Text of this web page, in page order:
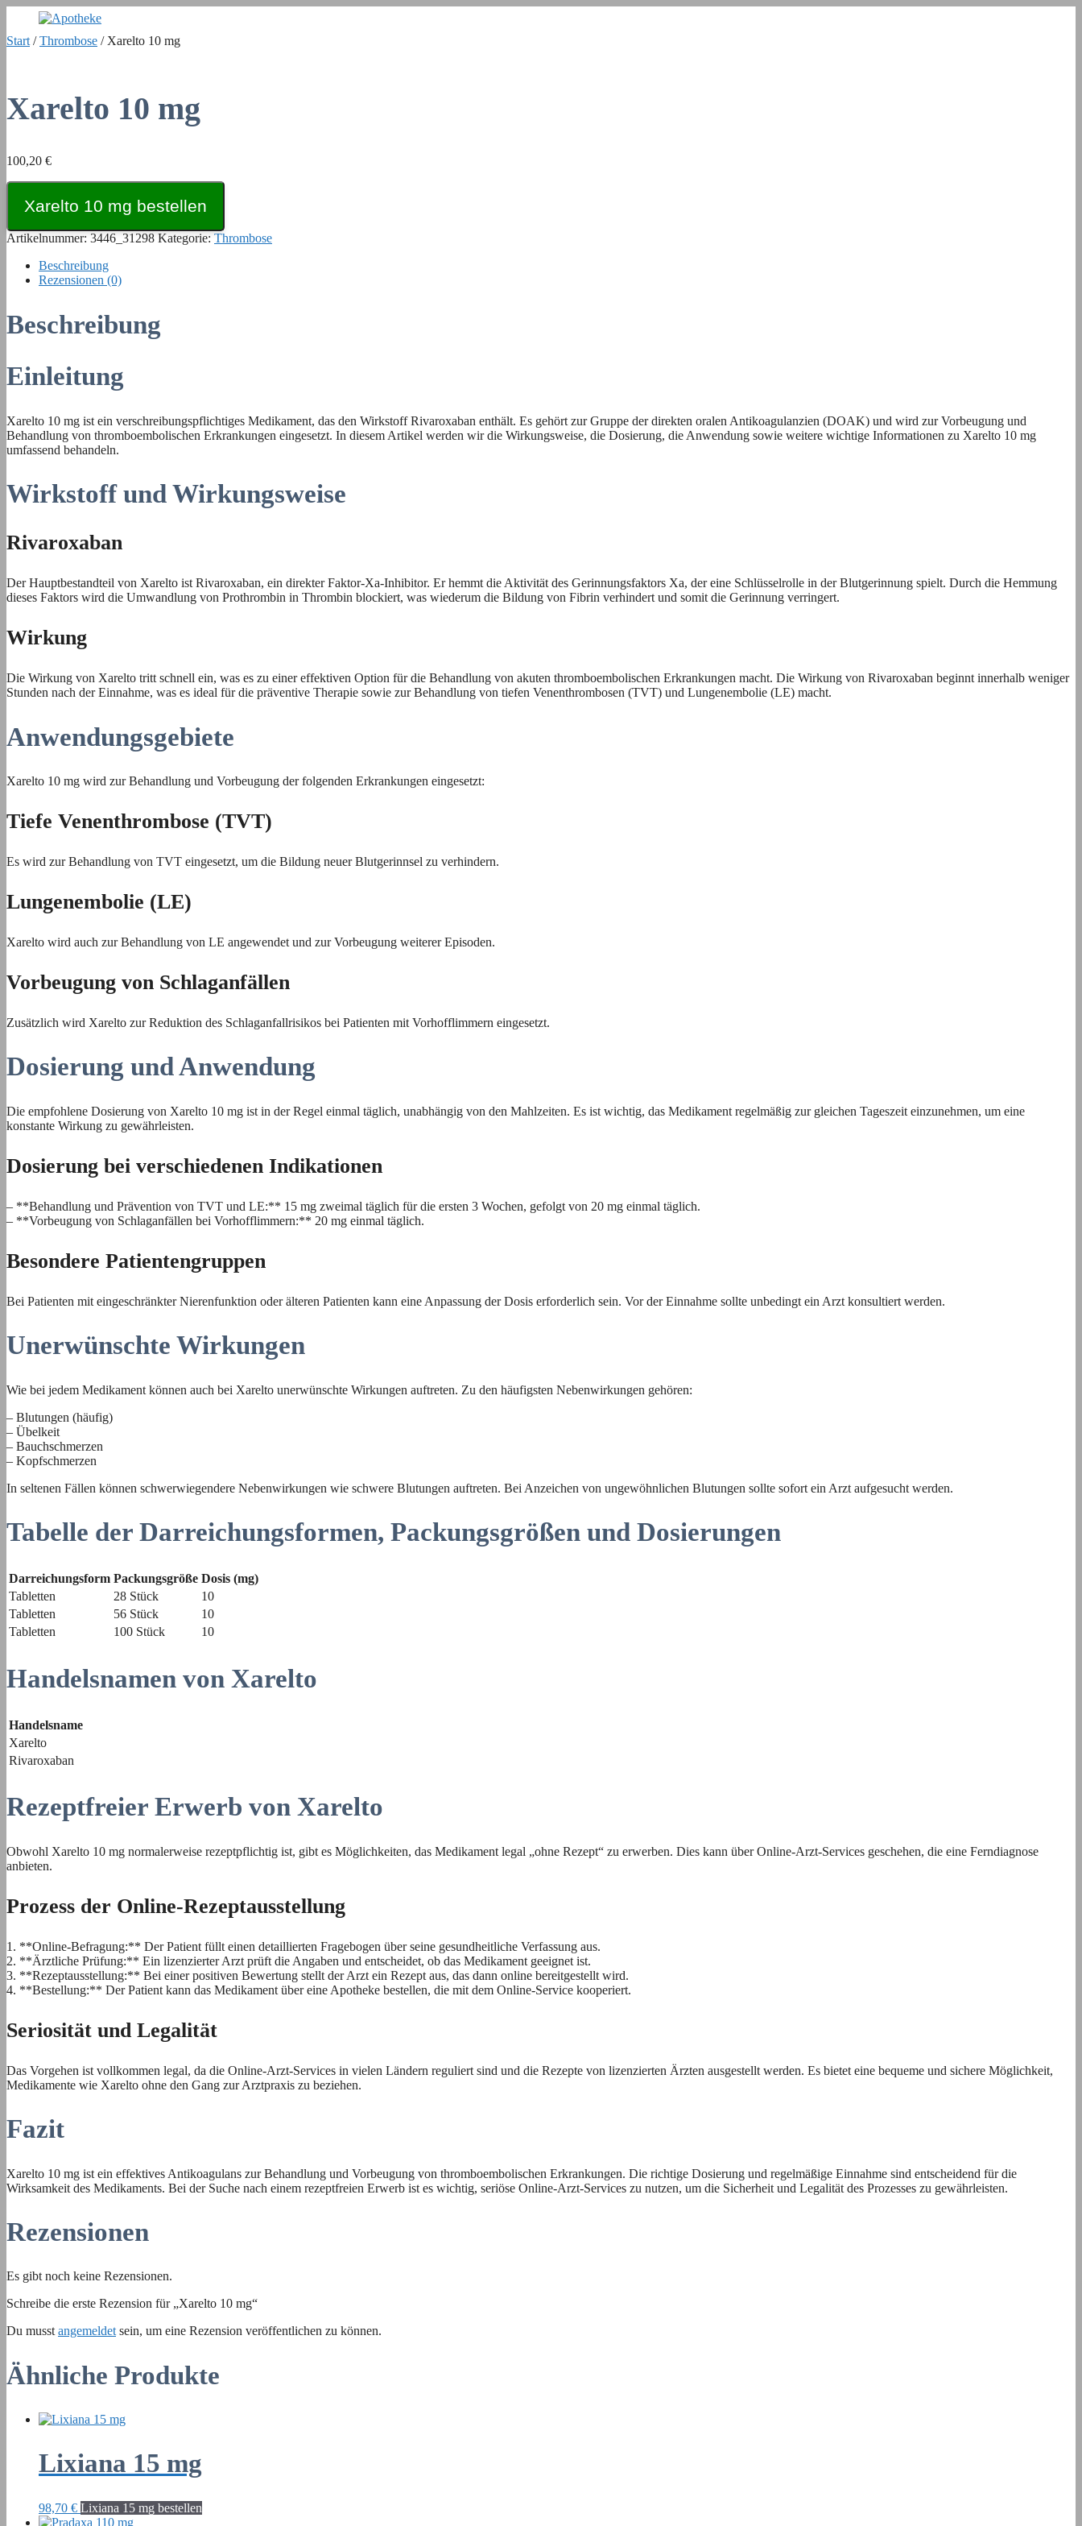
springen
Start /Thrombose / Xarelto 10 mg
Xarelto 10 mg
100,20 €
Xarelto 10 mg bestellen
Artikelnummer: 3446_31298 Kategorie: Thrombose
Beschreibung
Rezensionen (0)
Beschreibung
Einleitung
Xarelto 10 mg ist ein verschreibungspflichtiges Medikament, das den Wirkstoff Rivaroxaban enthält. Es gehört zur Gruppe der direkten oralen Antikoagulanzien (DOAK) und wird zur Vorbeugung und
Behandlung von thromboembolischen Erkrankungen eingesetzt. In diesem Artikel werden wir die Wirkungsweise, die Dosierung, die Anwendung sowie weitere wichtige Informationen zu Xarelto 10 mg
umfassend behandeln.
Wirkstoff und Wirkungsweise
Rivaroxaban
Der Hauptbestandteil von Xarelto ist Rivaroxaban, ein direkter Faktor-Xa-Inhibitor. Er hemmt die Aktivität des Gerinnungsfaktors Xa, der eine Schlüsselrolle in der Blutgerinnung spielt. Durch die Hemmung
dieses Faktors wird die Umwandlung von Prothrombin in Thrombin blockiert, was wiederum die Bildung von Fibrin verhindert und somit die Gerinnung verringert.
Wirkung
Die Wirkung von Xarelto tritt schnell ein, was es zu einer effektiven Option für die Behandlung von akuten thromboembolischen Erkrankungen macht. Die Wirkung von Rivaroxaban beginnt innerhalb weniger
Stunden nach der Einnahme, was es ideal für die präventive Therapie sowie zur Behandlung von tiefen Venenthrombosen (TVT) und Lungenembolie (LE) macht.
Anwendungsgebiete
Xarelto 10 mg wird zur Behandlung und Vorbeugung der folgenden Erkrankungen eingesetzt:
Tiefe Venenthrombose (TVT)
Es wird zur Behandlung von TVT eingesetzt, um die Bildung neuer Blutgerinnsel zu verhindern.
Lungenembolie (LE)
Xarelto wird auch zur Behandlung von LE angewendet und zur Vorbeugung weiterer Episoden.
Vorbeugung von Schlaganfällen
Zusätzlich wird Xarelto zur Reduktion des Schlaganfallrisikos bei Patienten mit Vorhofflimmern eingesetzt.
Dosierung und Anwendung
Die empfohlene Dosierung von Xarelto 10 mg ist in der Regel einmal täglich, unabhängig von den Mahlzeiten. Es ist wichtig, das Medikament regelmäßig zur gleichen Tageszeit einzunehmen, um eine
konstante Wirkung zu gewährleisten.
Dosierung bei verschiedenen Indikationen
– **Behandlung und Prävention von TVT und LE:** 15 mg zweimal täglich für die ersten 3 Wochen, gefolgt von 20 mg einmal täglich.
– **Vorbeugung von Schlaganfällen bei Vorhofflimmern:** 20 mg einmal täglich.
Besondere Patientengruppen
Bei Patienten mit eingeschränkter Nierenfunktion oder älteren Patienten kann eine Anpassung der Dosis erforderlich sein. Vor der Einnahme sollte unbedingt ein Arzt konsultiert werden.
Unerwünschte Wirkungen
Wie bei jedem Medikament können auch bei Xarelto unerwünschte Wirkungen auftreten. Zu den häufigsten Nebenwirkungen gehören:
– Blutungen (häufig)
– Übelkeit
– Bauchschmerzen
– Kopfschmerzen
In seltenen Fällen können schwerwiegendere Nebenwirkungen wie schwere Blutungen auftreten. Bei Anzeichen von ungewöhnlichen Blutungen sollte sofort ein Arzt aufgesucht werden.
Tabelle der Darreichungsformen, Packungsgrößen und Dosierungen
Darreichungsform Packungsgröße Dosis (mg)
Tabletten
28 Stück
10
Tabletten
56 Stück
10
Tabletten
100 Stück 10
Handelsnamen von Xarelto
Handelsname
Xarelto
Rivaroxaban
Rezeptfreier Erwerb von Xarelto
Obwohl Xarelto 10 mg normalerweise rezeptpflichtig ist, gibt es Möglichkeiten, das Medikament legal „ohne Rezept“ zu erwerben. Dies kann über Online-Arzt-Services geschehen, die eine Ferndiagnose
anbieten.
Prozess der Online-Rezeptausstellung
1. **Online-Befragung:** Der Patient füllt einen detaillierten Fragebogen über seine gesundheitliche Verfassung aus.
2. **Ärztliche Prüfung:** Ein lizenzierter Arzt prüft die Angaben und entscheidet, ob das Medikament geeignet ist.
3. **Rezeptausstellung:** Bei einer positiven Bewertung stellt der Arzt ein Rezept aus, das dann online bereitgestellt wird.
4. **Bestellung:** Der Patient kann das Medikament über eine Apotheke bestellen, die mit dem Online-Service kooperiert.
Seriosität und Legalität
Das Vorgehen ist vollkommen legal, da die Online-Arzt-Services in vielen Ländern reguliert sind und die Rezepte von lizenzierten Ärzten ausgestellt werden. Es bietet eine bequeme und sichere Möglichkeit,
Medikamente wie Xarelto ohne den Gang zur Arztpraxis zu beziehen.
Fazit
Xarelto 10 mg ist ein effektives Antikoagulans zur Behandlung und Vorbeugung von thromboembolischen Erkrankungen. Die richtige Dosierung und regelmäßige Einnahme sind entscheidend für die
Wirksamkeit des Medikaments. Bei der Suche nach einem rezeptfreien Erwerb ist es wichtig, seriöse Online-Arzt-Services zu nutzen, um die Sicherheit und Legalität des Prozesses zu gewährleisten.
Rezensionen
Es gibt noch keine Rezensionen.
Schreibe die erste Rezension für „Xarelto 10 mg“
Du musst angemeldet sein, um eine Rezension veröffentlichen zu können.
Ähnliche Produkte
Lixiana 15 mg
98,70 € Lixiana 15 mg bestellen